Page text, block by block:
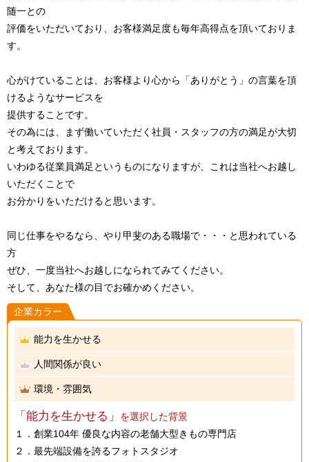
随一との
評価をいただいており、お客様満足度も毎年高得点を頂いておりま
す。
心がけていることは、お客様より心から「ありがとう」の言葉を頂
けるようなサービスを
提供することです。
その為には、まず働いていただく社員・スタッフの方の満足が大切
と考えております。
いわゆる従業員満足というものになりますが、これは当社へお越し
いただくことで
お分かりをいただけると思います。
同じ仕事をやるなら、やり甲斐のある職場で・・・と思われている
方
ぜひ、一度当社へお越しになられてみてください。
そして、あなた様の目でお確かめください。
企業カラー
能力を生かせる
人間関係が良い
環境・雰囲気
「能力を生かせる」
を選択した背景
１．創業104年 優良な内容の老舗大型きもの専門店
２．最先端設備を誇るフォトスタジオ